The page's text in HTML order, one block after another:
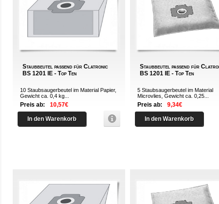
Staubbeutel passend für Clatronic
BS 1201 IE - Top Ten
10 Staubsaugerbeutel im Material Papier,
Gewicht ca. 0,4 kg...
Preis ab: 10,57€
In den Warenkorb
Staubbeutel passend für
BS 1201 IE - Top Ten
5 Staubsaugerbeutel im Material
Microvlies, Gewicht ca. 0,25...
Preis ab: 9,34€
In den Warenkorb